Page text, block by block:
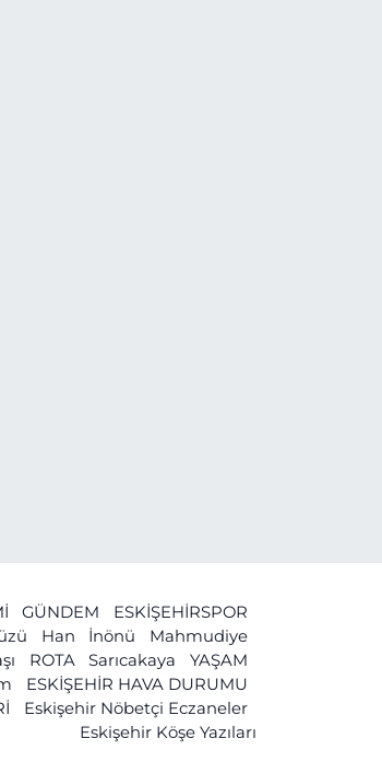
GÜNDEM
ESKİŞEHİRSPOR
Han İnönü
Mahmudiye
ROTA Sarıcakaya
YAŞAM
ESKİŞEHİR HAVA DURUMU
Eskişehir Nöbetçi Eczaneler
Eskişehir Köşe Yazıları